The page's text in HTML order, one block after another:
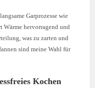
Garprozesse wie
Wärme hervorragend und
was zu zarten und
sind meine Wahl für
Kochen